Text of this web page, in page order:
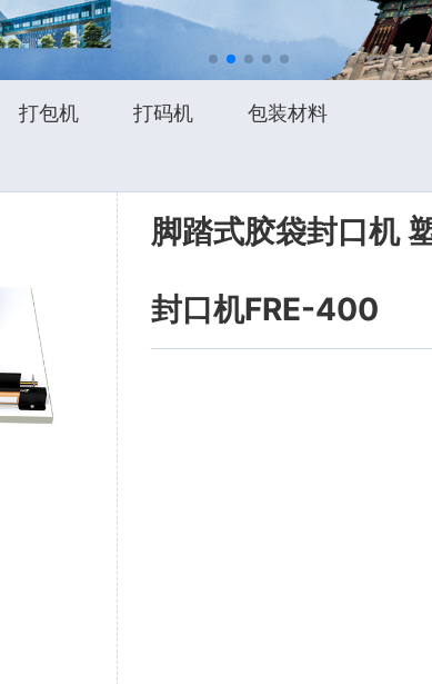
打包机 打码机 包装材料
脚踏式胶袋封口机
封口机FRE-400